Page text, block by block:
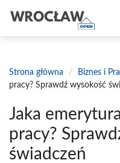
treści
Strona główna / Biznes i
pracy? Sprawdź wysokość
Jaka
pracy?
świadczeń